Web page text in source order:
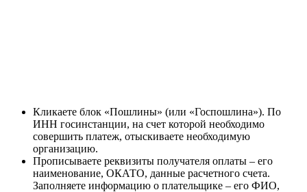
Кликаете блок «Пошлины» (или «Госпошлина»). По
ИНН госинстанции, на счет которой необходимо
совершить платеж, отыскиваете необходимую
организацию.
Прописываете реквизиты получателя оплаты – его
наименование, ОКАТО, данные расчетного счета.
Заполняете информацию о плательщике – его ФИО,